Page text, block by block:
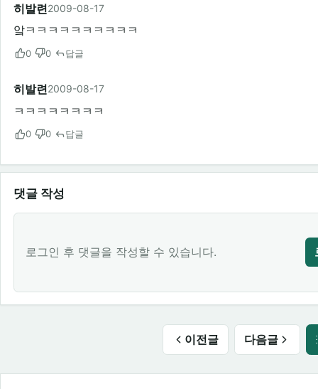
히발련2009-08-17
앜ㅋㅋㅋㅋㅋㅋㅋㅋㅋㅋ
0 0 답글
히발련2009-08-17
ㅋㅋㅋㅋㅋㅋㅋㅋ
0 0 답글
댓글 작성
로그인 후 댓글을 작성할 수 있습니다.
이전글 다음글